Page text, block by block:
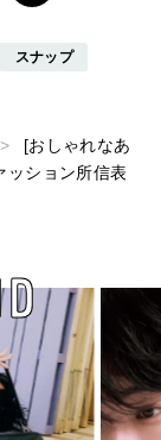
スナップ
[おしゃれなあ
ション所信表